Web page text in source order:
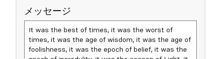
メッセージ